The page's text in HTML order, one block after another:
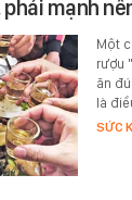
mạnh
Một
rượu
ăn
là
SỨC